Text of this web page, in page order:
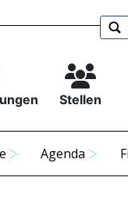
Stellen
Agenda